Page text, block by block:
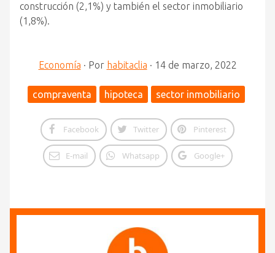
construcción (2,1%) y también el sector inmobiliario
(1,8%).
Economía · Por habitaclia · 14 de marzo, 2022
compraventa hipoteca sector inmobiliario
Facebook Twitter Pinterest
E-mail Whatsapp Google+